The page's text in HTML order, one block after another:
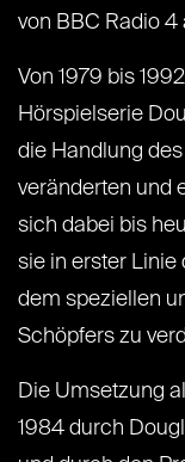
von BBC Radio 4
Von 1979 bis
Hörspielserie
die Handlung
veränderten und
sich dabei bis
sie in erster Linie
dem speziellen
Schöpfers zu
Die Umsetzung
1984 durch